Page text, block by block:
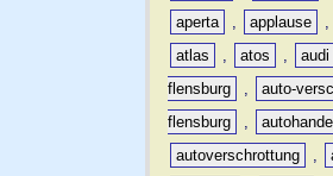
aperta
, applause ,
atlas
, atos , audi
flensburg
, auto-
flensburg
,
autoverschrottung
,